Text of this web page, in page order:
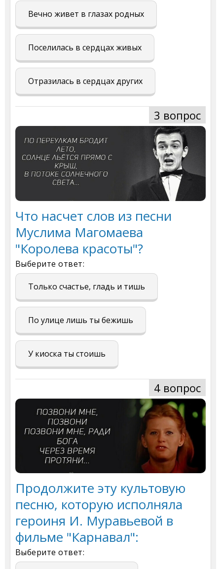
Вечно живет в глазах родных
Поселилась в сердцах живых
Отразилась в сердцах других
3 вопрос
Что насчет слов из песни
Муслима Магомаева
"Королева красоты"?
Выберите ответ:
Только счастье, гладь и тишь
По улице лишь ты бежишь
У киоска ты стоишь
4 вопрос
Продолжите эту культовую
песню, которую исполняла
героиня И. Муравьевой в
фильме "Карнавал":
Выберите ответ: